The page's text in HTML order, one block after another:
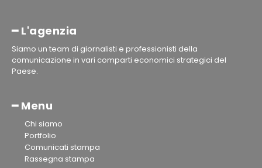
━ L'agenzia
Siamo un team di giornalisti e professionisti della
comunicazione in vari comparti economici strategici del
Paese.
━ Menu
Chi siamo
Portfolio
Comunicati stampa
Rassegna stampa